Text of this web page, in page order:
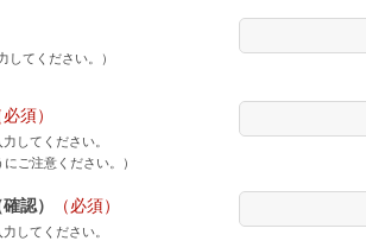
してください。）
必須）
してください。
ご注意ください。）
認） （必須）
してください。